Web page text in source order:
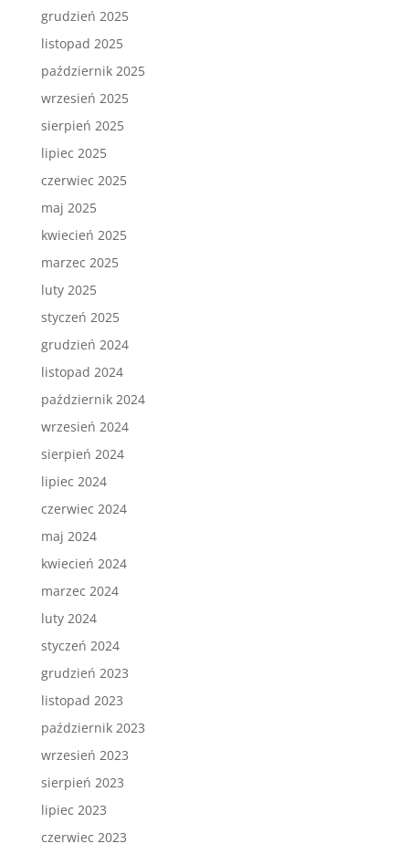
grudzień 2025
listopad 2025
październik 2025
wrzesień 2025
sierpień 2025
lipiec 2025
czerwiec 2025
maj 2025
kwiecień 2025
marzec 2025
luty 2025
styczeń 2025
grudzień 2024
listopad 2024
październik 2024
wrzesień 2024
sierpień 2024
lipiec 2024
czerwiec 2024
maj 2024
kwiecień 2024
marzec 2024
luty 2024
styczeń 2024
grudzień 2023
listopad 2023
październik 2023
wrzesień 2023
sierpień 2023
lipiec 2023
czerwiec 2023